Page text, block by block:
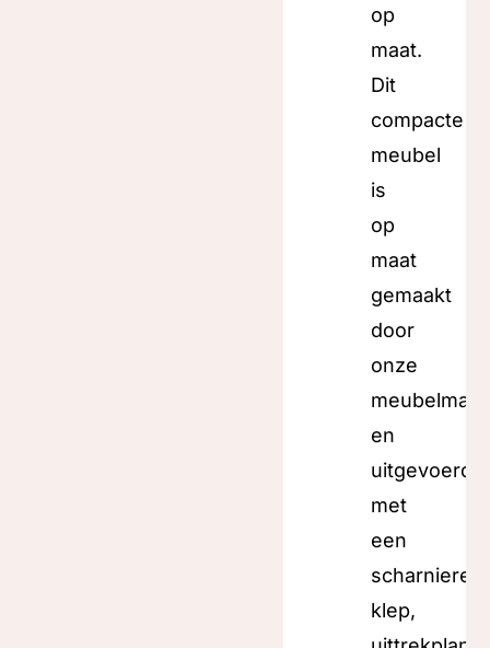
op
maat.
Dit
compacte
meubel
is
op
maat
gemaakt
door
onze
en
uitgevoerd
met
een
klep,